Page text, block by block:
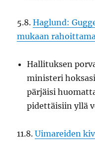
5.8.Haglund:
mukaan
Hallituksen
ministeri
pärjäisi
pidettäisiin yllä
11.8.Uimareiden